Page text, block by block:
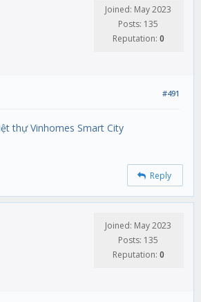
Joined: May 2023
Posts: 135
Reputation: 0
#491
thự Vinhomes Smart City
Reply
Joined: May 2023
Posts: 135
Reputation: 0